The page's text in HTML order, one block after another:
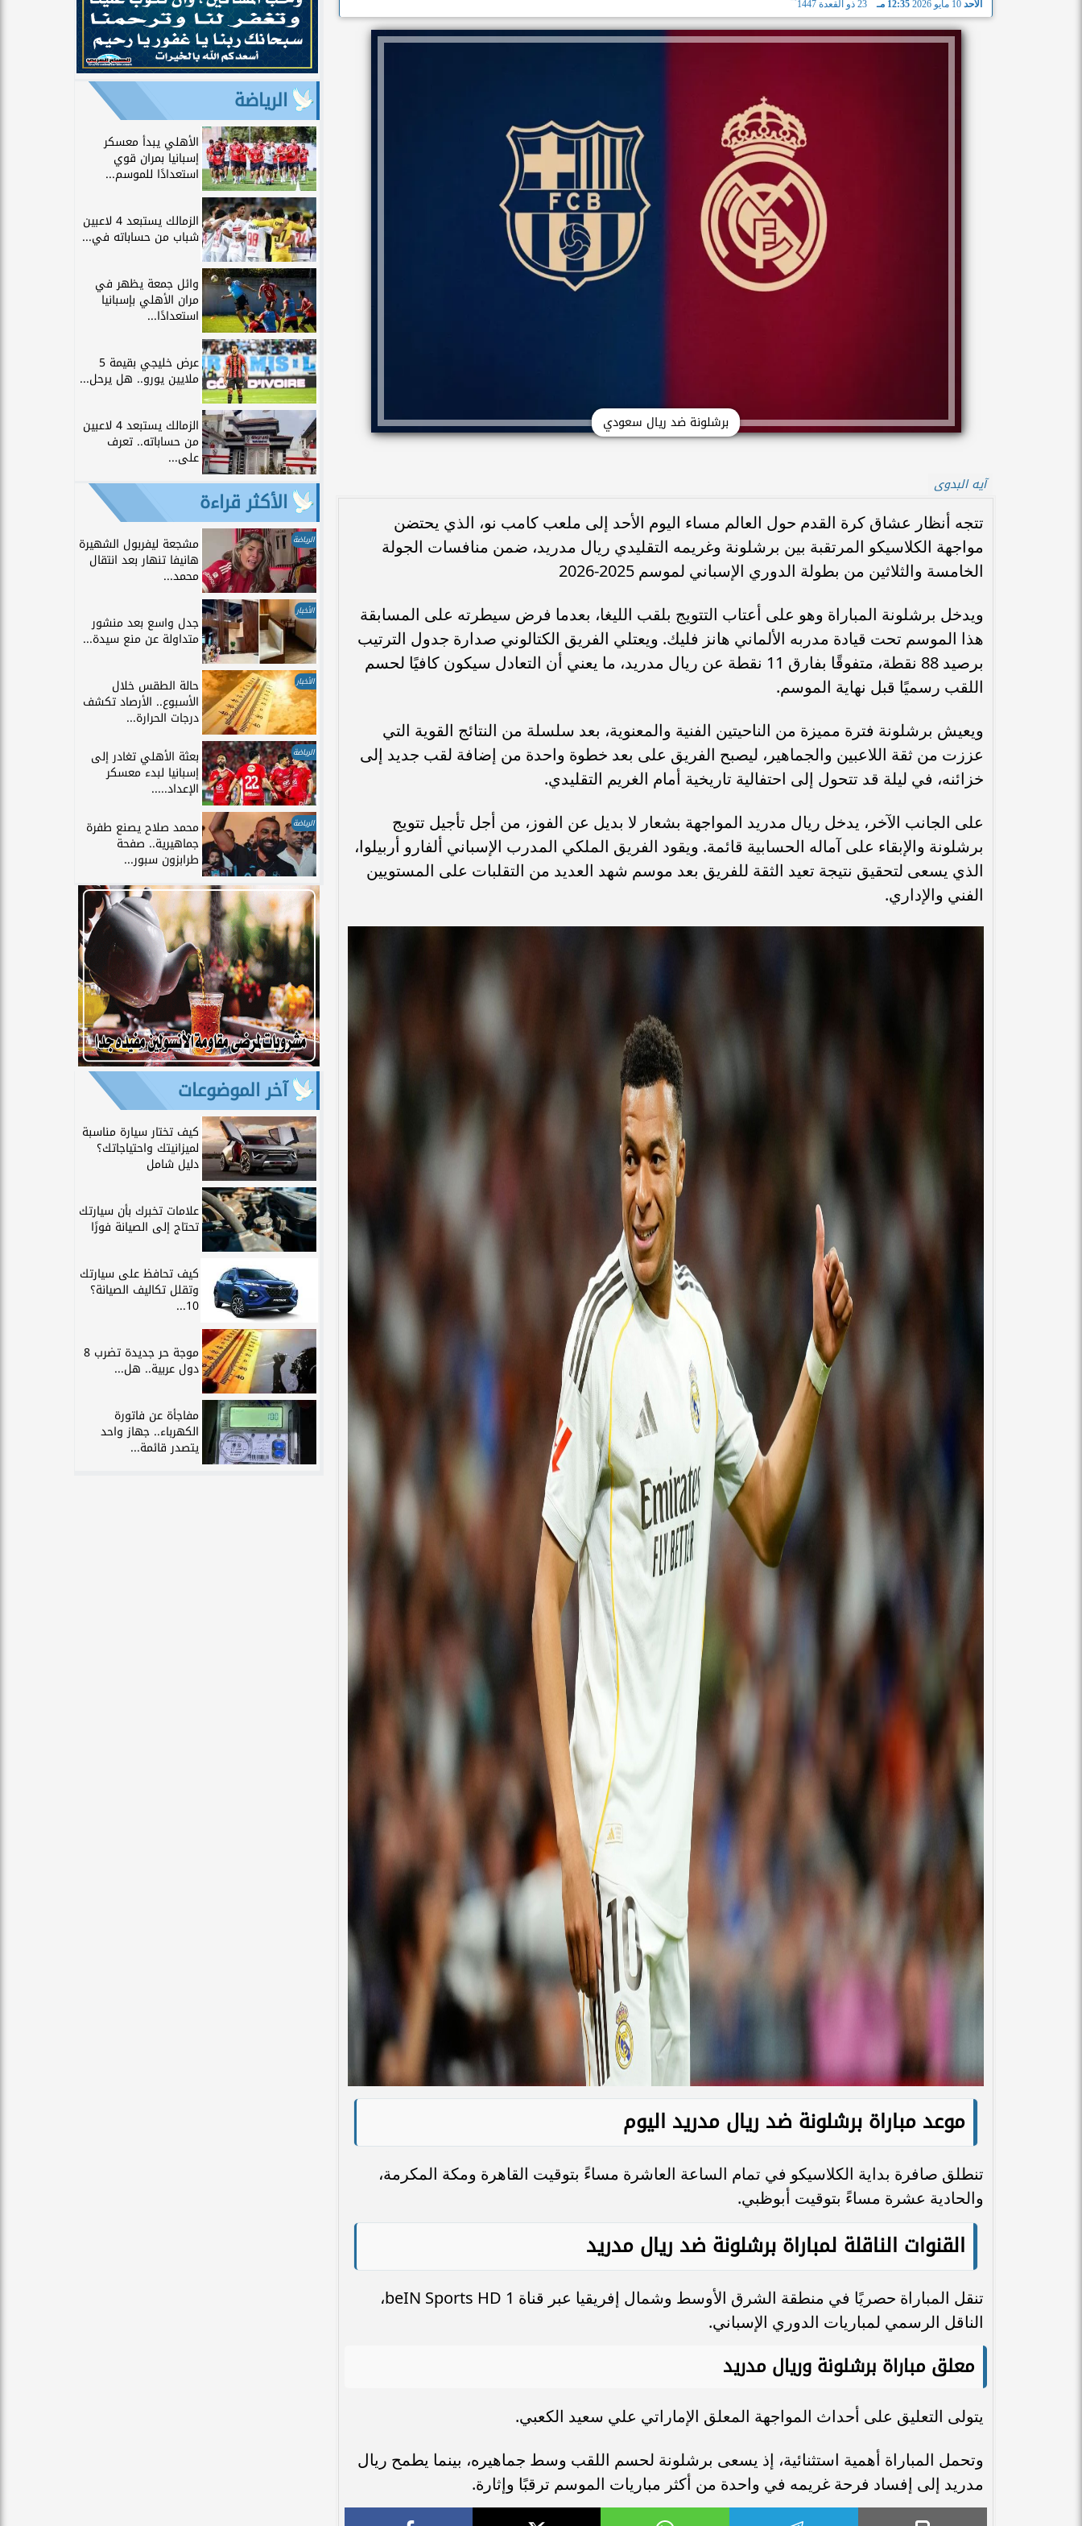
الأحد 10 مايو 2026 12:35 مـ 23 ذو القعدة 1447
برشلونة ضد ريال سعودي
آيه البدوى
تتجه أنظار عشاق كرة القدم حول العالم مساء اليوم الأحد إلى ملعب كامب نو، الذي يحتضن
مواجهة الكلاسيكو المرتقبة بين برشلونة وغريمه التقليدي ريال مدريد، ضمن منافسات الجولة
الخامسة والثلاثين من بطولة الدوري الإسباني لموسم 2025-2026
ويدخل برشلونة المباراة وهو على أعتاب التتويج بلقب الليغا، بعدما فرض سيطرته على المسابقة
هذا الموسم تحت قيادة مدربه الألماني هانز فليك. ويعتلي الفريق الكتالوني صدارة جدول الترتيب
برصيد 88 نقطة، متفوقًا بفارق 11 نقطة عن ريال مدريد، ما يعني أن التعادل سيكون كافيًا لحسم
اللقب رسميًا قبل نهاية الموسم.
ويعيش برشلونة فترة مميزة من الناحيتين الفنية والمعنوية، بعد سلسلة من النتائج القوية التي
عززت من ثقة اللاعبين والجماهير، ليصبح الفريق على بعد خطوة واحدة من إضافة لقب جديد إلى
خزائنه، في ليلة قد تتحول إلى احتفالية تاريخية أمام الغريم التقليدي.
على الجانب الآخر، يدخل ريال مدريد المواجهة بشعار لا بديل عن الفوز، من أجل تأجيل تتويج
برشلونة والإبقاء على آماله الحسابية قائمة. ويقود الفريق الملكي المدرب الإسباني ألفارو أربيلوا،
الذي يسعى لتحقيق نتيجة تعيد الثقة للفريق بعد موسم شهد العديد من التقلبات على المستويين
الفني والإداري.
موعد مباراة برشلونة ضد ريال مدريد اليوم
تنطلق صافرة بداية الكلاسيكو في تمام الساعة العاشرة مساءً بتوقيت القاهرة ومكة المكرمة،
والحادية عشرة مساءً بتوقيت أبوظبي.
القنوات الناقلة لمباراة برشلونة ضد ريال مدريد
تنقل المباراة حصريًا في منطقة الشرق الأوسط وشمال إفريقيا عبر قناة beIN Sports HD 1،
الناقل الرسمي لمباريات الدوري الإسباني.
معلق مباراة برشلونة وريال مدريد
يتولى التعليق على أحداث المواجهة المعلق الإماراتي علي سعيد الكعبي.
وتحمل المباراة أهمية استثنائية، إذ يسعى برشلونة لحسم اللقب وسط جماهيره، بينما يطمح ريال
مدريد إلى إفساد فرحة غريمه في واحدة من أكثر مباريات الموسم ترقبًا وإثارة.
الرياضة
الأهلي يبدأ معسكر
إسبانيا بمران قوي
استعدادًا للموسم...
الزمالك يستبعد 4 لاعبين
شباب من حساباته في...
وائل جمعة يظهر في
مران الأهلي بإسبانيا
استعدادًا...
عرض خليجي بقيمة 5
ملايين يورو.. هل يرحل...
الزمالك يستبعد 4 لاعبين
من حساباته.. تعرف
على...
الأكثر قراءة
الرياضة مشجعة ليفربول الشهيرة
هانيفا تنهار بعد انتقال
محمد...
الأخبار
جدل واسع بعد منشور
متداولة عن منع سيدة...
الأخبار حالة الطقس خلال
الأسبوع.. الأرصاد تكشف
درجات الحرارة...
الرياضة بعثة الأهلي تغادر إلى
إسبانيا لبدء معسكر
الإعداد.....
الرياضة محمد صلاح يصنع طفرة
جماهيرية.. صفحة
طرابزون سبور...
آخر الموضوعات
كيف تختار سيارة مناسبة
لميزانيتك واحتياجاتك؟
دليل شامل
علامات تخبرك بأن سيارتك
تحتاج إلى الصيانة فورًا
كيف تحافظ على سيارتك
وتقلل تكاليف الصيانة؟
10...
موجة حر جديدة تضرب 8
دول عربية.. هل...
مفاجأة عن فاتورة
الكهرباء.. جهاز واحد
يتصدر قائمة...